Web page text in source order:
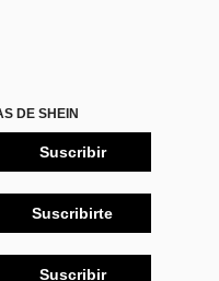
DE SHEIN
Suscribir
Suscribirte
Suscribir